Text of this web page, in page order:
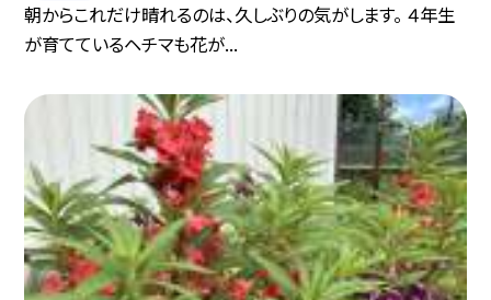
朝からこれだけ晴れるのは、久しぶりの気がします。 ４年生
が育てているヘチマも花が...